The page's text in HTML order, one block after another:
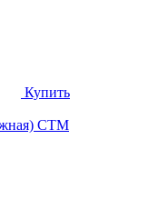
Купить
CTM